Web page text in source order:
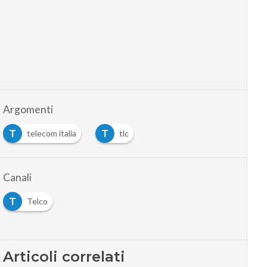
Argomenti
T
telecom italia T tlc
Canali
T
Telco
Articoli correlati